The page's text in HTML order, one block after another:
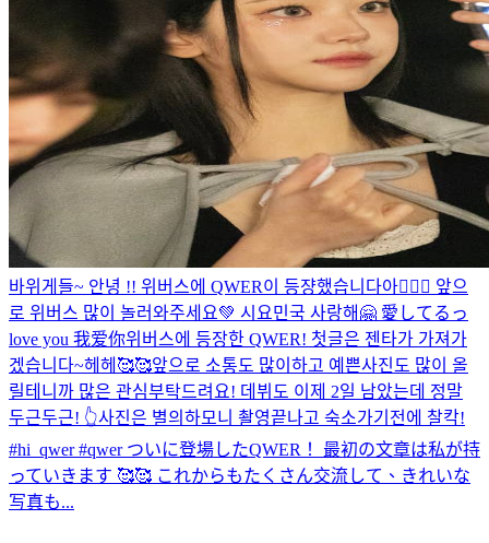
바위게들~ 안녕 !! 위버스에 QWER이 등쟝했습니다아💁🏻‍♀️ 앞으
로 위버스 많이 놀러와주세요💚 시요민국 사랑해🤗 愛してるっ
love you 我爱你위버스에 등장한 QWER! 첫글은 젠타가 가져가
겠습니다~헤헤🥰🥰앞으로 소통도 많이하고 예쁜사진도 많이 올
릴테니까 많은 관심부탁드려요! 데뷔도 이제 2일 남았는데 정말
두근두근! 👆사진은 별의하모니 촬영끝나고 숙소가기전에 찰칵!
#hi_qwer #qwer ついに登場したQWER！ 最初の文章は私が持
っていきます 🥰🥰 これからもたくさん交流して、きれいな
写真も...